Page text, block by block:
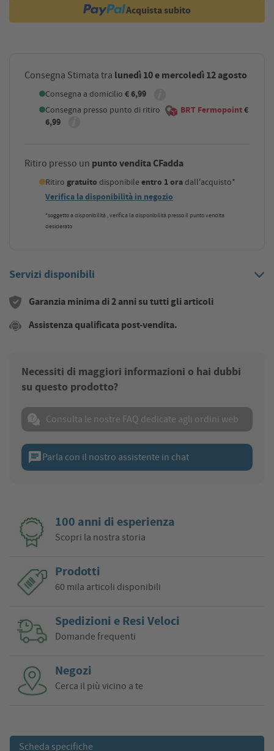
Acquista subito
Consegna Stimata tra lunedì 10 e mercoledì 12 agosto
Consegna a domicilio € 6,99
Consegna presso punto di ritiro BRT Fermopoint€
6,99
Ritiro presso un punto vendita CFadda
Ritiro gratuito disponibileentro 1 oradall'acquisto*
Verifica la disponibilità in negozio
*soggetto a disponibilità , verifica la disponibilità presso il punto vendita
desiderato
Servizi disponibili
Garanzia minima di 2 anni su tutti gli articoli
Assistenza qualificata post-vendita.
Necessiti di maggiori informazioni o hai dubbi
su questo prodotto?
Consulta le nostre FAQ dedicate agli ordini web
chatParla con il nostro assistente in chat
100 anni di esperienza
Scopri la nostra storia
Prodotti
60 mila articoli disponibili
Spedizioni e Resi Veloci
Domande frequenti
Negozi
Cerca il più vicino a te
Scheda specifiche